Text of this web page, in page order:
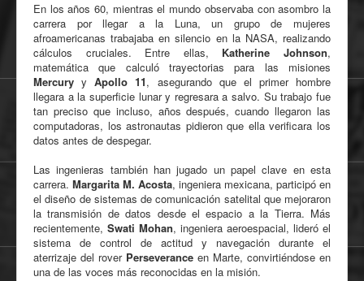
En los años 60, mientras el mundo observaba con asombro la
carrera por llegar a la Luna, un grupo de mujeres
afroamericanas trabajaba en silencio en la NASA, realizando
cálculos cruciales. Entre ellas, Katherine Johnson,
matemática que calculó trayectorias para las misiones
Mercury yApollo 11, asegurando que el primer hombre
llegara a la superficie lunar y regresara a salvo. Su trabajo fue
tan preciso que incluso, años después, cuando llegaron las
computadoras, los astronautas pidieron que ella verificara los
datos antes de despegar.
Las ingenieras también han jugado un papel clave en esta
carrera. Margarita M. Acosta, ingeniera mexicana, participó en
el diseño de sistemas de comunicación satelital que mejoraron
la transmisión de datos desde el espacio a la Tierra. Más
recientemente, Swati Mohan, ingeniera aeroespacial, lideró el
sistema de control de actitud y navegación durante el
aterrizaje del rover Perseverance en Marte, convirtiéndose en
una de las voces más reconocidas en la misión.